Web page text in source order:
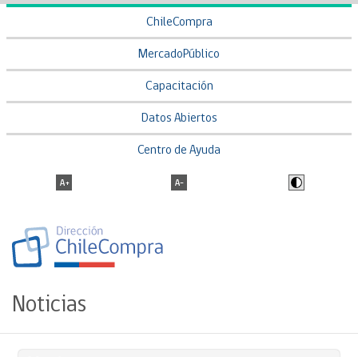
ChileCompra
MercadoPúblico
Capacitación
Datos Abiertos
Centro de Ayuda
Noticias